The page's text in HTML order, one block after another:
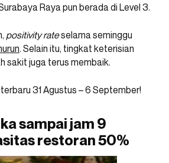
Raya pun berada di Level 3.
positivity rateselama seminggu
. Selain itu, tingkat keterisian
sakit juga terus membaik.
31 Agustus – 6 September!
sampai jam 9
restoran 50%